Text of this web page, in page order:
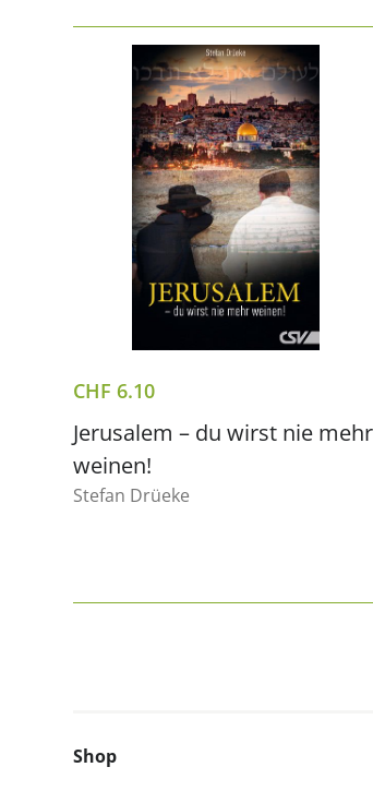
CHF 6.10
Jerusalem – du wirst nie mehr
weinen!
Stefan Drüeke
Shop